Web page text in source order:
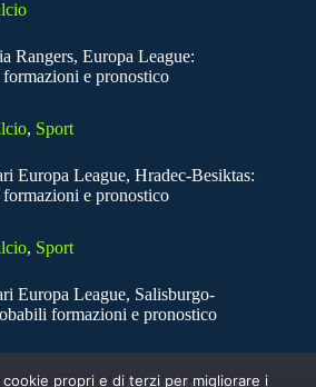
Rangers, Europa League:
e pronostico
, Sport
Europa League, Hradec-Besiktas:
e pronostico
, Sport
Europa League, Salisburgo-
formazioni e pronostico
propri e di terzi per migliorare i